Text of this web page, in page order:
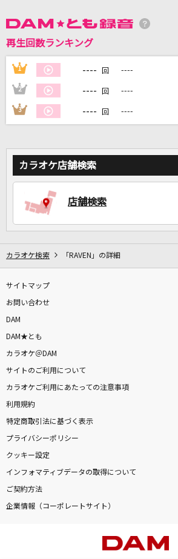
再生回数ランキング
1 ---- 回 ----
2 ---- 回 ----
3 ---- 回 ----
カラオケ店舗検索
店舗検索
カラオケ検索 「RAVEN」の詳細
サイトマップ
お問い合わせ
DAM
DAM★とも
カラオケ＠DAM
サイトのご利用について
カラオケご利用にあたっての注意事項
利用規約
特定商取引法に基づく表示
プライバシーポリシー
クッキー設定
インフォマティブデータの取得について
ご契約方法
企業情報（コーポレートサイト）